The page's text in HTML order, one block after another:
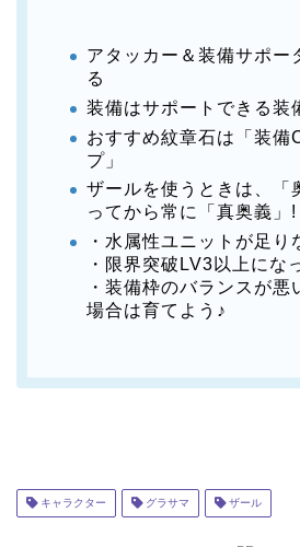
アタッカー＆装備サポー
る
装備はサポートできる装
おすすめ紋章石は「装備
プ」
ザールを使うときは、「
ってから常に「真奥義」!
・水属性ユニットが足り
・限界突破LV3以上にな
・装備枠のバランスが悪
場合は育てよう♪
キャラクター グラサマ ザール